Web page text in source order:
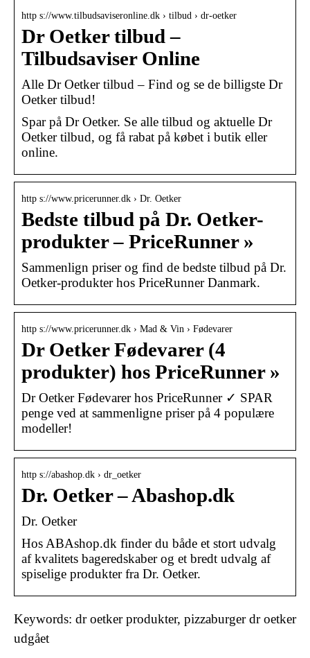
http s://www.tilbudsaviseronline.dk › tilbud › dr-oetker
Dr Oetker tilbud –
Tilbudsaviser Online
Alle Dr Oetker tilbud – Find og se de billigste Dr
Oetker tilbud!
Spar på Dr Oetker. Se alle tilbud og aktuelle Dr
Oetker tilbud, og få rabat på købet i butik eller
online.
http s://www.pricerunner.dk › Dr. Oetker
Bedste tilbud på Dr. Oetker-
produkter – PriceRunner »
Sammenlign priser og find de bedste tilbud på Dr.
Oetker-produkter hos PriceRunner Danmark.
http s://www.pricerunner.dk › Mad & Vin › Fødevarer
Dr Oetker Fødevarer (4
produkter) hos PriceRunner »
Dr Oetker Fødevarer hos PriceRunner ✓ SPAR
penge ved at sammenligne priser på 4 populære
modeller!
http s://abashop.dk › dr_oetker
Dr. Oetker – Abashop.dk
Dr. Oetker
Hos ABAshop.dk finder du både et stort udvalg
af kvalitets bageredskaber og et bredt udvalg af
spiselige produkter fra Dr. Oetker.
Keywords: dr oetker produkter, pizzaburger dr oetker
udgået